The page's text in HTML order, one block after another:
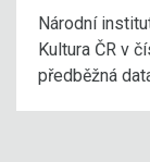
Národní
Kultura ČR v
předběžná